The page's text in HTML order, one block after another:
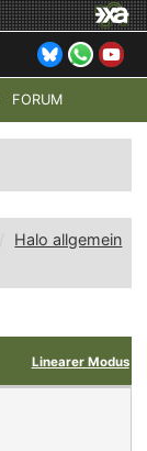
FORUM
HALO:
Halo allgemein
Linearer Modus